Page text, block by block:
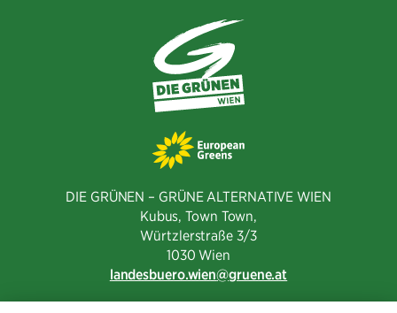
DIE GRÜNEN – GRÜNE ALTERNATIVE WIEN
Kubus, Town Town,
Würtzlerstraße 3/3​
1030 Wien
landesbuero.wien
gruene.at